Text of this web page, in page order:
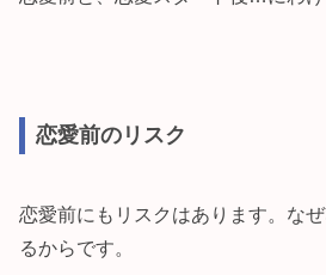
恋愛前のリスク
恋愛前にもリスクはあります。な
るからです。